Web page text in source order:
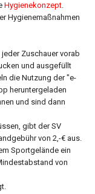
Hygienekonzept.
Hygienemaßnahmen
Zuschauer vorab
und ausgefüllt
die Nutzung der "e-
heruntergeladen
und sind dann
gibt der SV
von 2,-€ aus.
Sportgelände ein
von